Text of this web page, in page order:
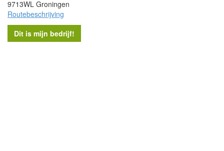
9713WL Groningen
Routebeschrijving